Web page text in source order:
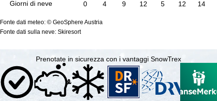
Giorni di neve 0 4 9 12 5 12 14
Fonte dati meteo: © GeoSphere Austria
Fonte dati sulla neve: Skiresort
Prenotate in sicurezza con i vantaggi SnowTrex